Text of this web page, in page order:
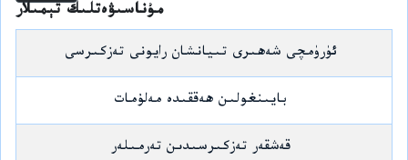
مۇناسىۋەتلىك تېمىلار
ئۈرۈمچى شەھىرى تىيانشان رايونى تەزكىرسى
بايىنغولىن ھەققىدە مەلۇمات
قەشقەر تەزكىرسىدىن تەرمىلەر